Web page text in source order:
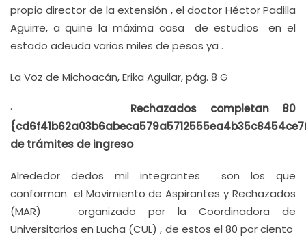
propio director de la extensión , el doctor Héctor Padilla
Aguirre, a quine la máxima casa de estudios en el
estado adeuda varios miles de pesos ya .
La Voz de Michoacán, Erika Aguilar, pág. 8 G
· Rechazados completan 80
de trámites de ingreso
Alrededor dedos mil integrantes son los que
conforman el Movimiento de Aspirantes y Rechazados
(MAR) organizado por la Coordinadora de
Universitarios en Lucha (CUL) , de estos el 80 por ciento